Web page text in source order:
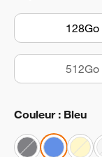
128Go
512Go
Couleur : Bleu